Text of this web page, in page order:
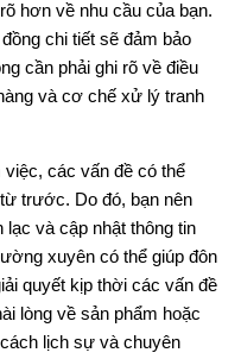
hơn về nhu cầu của bạn.
chi tiết sẽ đảm bảo
cần phải ghi rõ về điều
và cơ chế xử lý tranh
việc, các vấn đề có thể
trước. Do đó, bạn nên
và cập nhật thông tin
xuyên có thể giúp đôn
quyết kịp thời các vấn đề
lòng về sản phẩm hoặc
lịch sự và chuyên